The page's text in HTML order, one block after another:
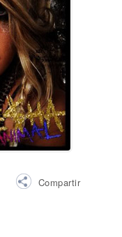
Compartir